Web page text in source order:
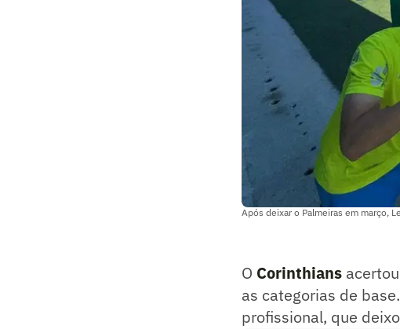
Após deixar o Palmeiras em março,
O Corinthians
as categorias de
profissional, que